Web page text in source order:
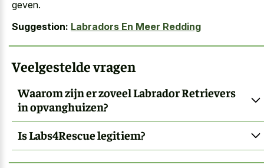
geven.
Suggestion: Labradors En Meer Redding
Veelgestelde vragen
Waarom zijn er zoveel Labrador Retrievers
in opvanghuizen?
Is Labs4Rescue legitiem?